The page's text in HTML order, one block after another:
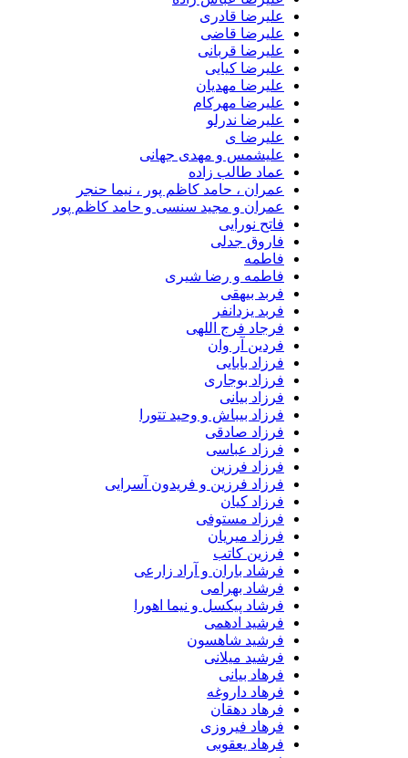
علیرضا قادری
علیرضا قاضی
علیرضا قربانی
علیرضا کیایی
علیرضا مهدیان
علیرضا مهرکام
علیرضا ندرلو
علیرضا ی
علیشمس و مهدی جهانی
عماد طالب زاده
عمران ، حامد کاظم پور ، نیما حنجر
عمران و مجید سنسی و حامد کاظم پور
فاتح نورایی
فاروق جدلی
فاطمه
فاطمه و رضا شیری
فربد بیهقی
فربد یزدانفر
فرجاد فرج اللهی
فردین آر وان
فرزاد بابایی
فرزاد بوجاری
فرزاد بیانی
فرزاد بیباش و وحید تتورا
فرزاد صادقی
فرزاد عباسی
فرزاد فرزین
فرزاد فرزین و فریدون آسرایی
فرزاد کیان
فرزاد مستوفی
فرزاد میریان
فرزین کاتب
فرشاد باران و آراد زارعی
فرشاد بهرامی
فرشاد پیکسل و نیما اهورا
فرشید ادهمی
فرشید شاهسون
فرشید میلانی
فرهاد بیانی
فرهاد داروغه
فرهاد دهقان
فرهاد فیروزی
فرهاد یعقوبی